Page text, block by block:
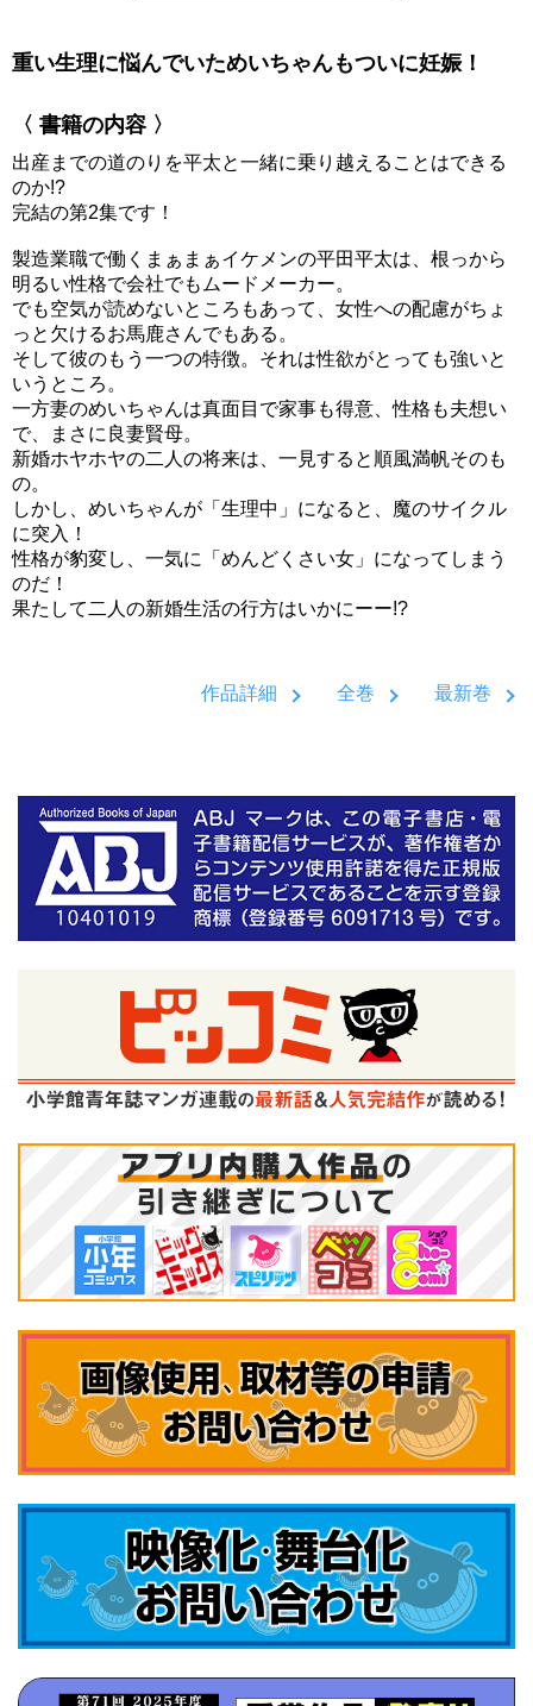
重い生理に悩んでいためいちゃんもついに妊娠！
〈 書籍の内容 〉
出産までの道のりを平太と一緒に乗り越えることはできる
のか!?
完結の第2集です！
製造業職で働くまぁまぁイケメンの平田平太は、根っから
明るい性格で会社でもムードメーカー。
でも空気が読めないところもあって、女性への配慮がちょ
っと欠けるお馬鹿さんでもある。
そして彼のもう一つの特徴。それは性欲がとっても強いと
いうところ。
一方妻のめいちゃんは真面目で家事も得意、性格も夫想い
で、まさに良妻賢母。
新婚ホヤホヤの二人の将来は、一見すると順風満帆そのも
の。
しかし、めいちゃんが「生理中」になると、魔のサイクル
に突入！
性格が豹変し、一気に「めんどくさい女」になってしまう
のだ！
果たして二人の新婚生活の行方はいかにーー!?
作品詳細 全巻 最新巻